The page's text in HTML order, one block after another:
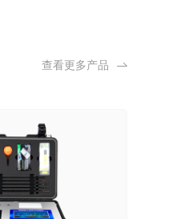
查看更多产品